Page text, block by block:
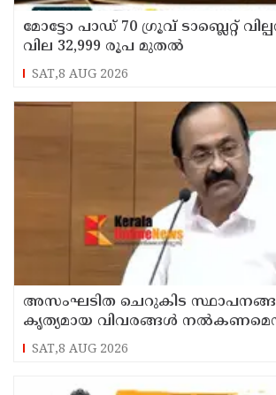
മോട്ടോ പാഡ് 70 ഗ്രൂവ് ടാബ്ലെറ്റ്
വില 32,999 രൂപ മുതൽ
SAT,8 AUG 2026
അസംഘടിത ചെറുകിട
കൃത്യമായ വിവരങ്ങൾ നൽകണമെന്ന്
വി ഡി സതീശൻ
SAT,8 AUG 2026